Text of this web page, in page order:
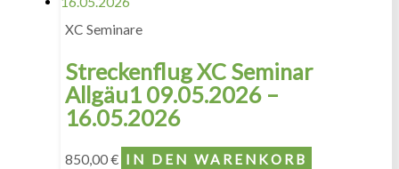
XC Seminare
Streckenflug XC Seminar
Allgäu1 09.05.2026 –
16.05.2026
850,00€ IN DEN WARENKORB